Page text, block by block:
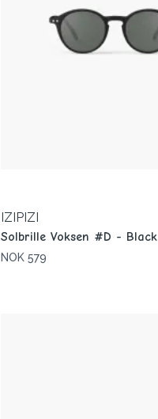
IZIPIZI
Solbrille Voksen #D - Black
NOK 579